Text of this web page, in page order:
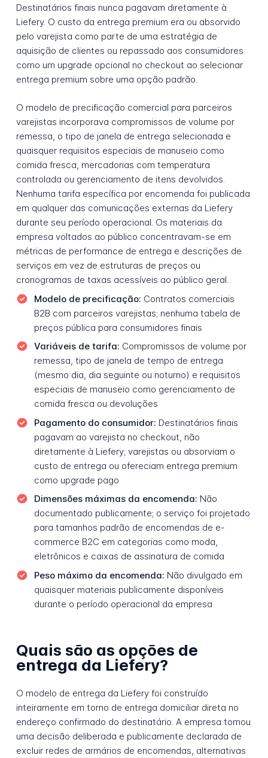
Destinatários finais nunca pagavam diretamente à
Liefery. O custo da entrega premium era ou absorvido
pelo varejista como parte de uma estratégia de
aquisição de clientes ou repassado aos consumidores
como um upgrade opcional no checkout ao selecionar
entrega premium sobre uma opção padrão.
O modelo de precificação comercial para parceiros
varejistas incorporava compromissos de volume por
remessa, o tipo de janela de entrega selecionada e
quaisquer requisitos especiais de manuseio como
comida fresca, mercadorias com temperatura
controlada ou gerenciamento de itens devolvidos.
Nenhuma tarifa específica por encomenda foi publicada
em qualquer das comunicações externas da Liefery
durante seu período operacional. Os materiais da
empresa voltados ao público concentravam-se em
métricas de performance de entrega e descrições de
serviços em vez de estruturas de preços ou
cronogramas de taxas acessíveis ao público geral.
Modelo de precificação: Contratos comerciais
B2B com parceiros varejistas; nenhuma tabela de
preços pública para consumidores finais
Variáveis de tarifa: Compromissos de volume por
remessa, tipo de janela de tempo de entrega
(mesmo dia, dia seguinte ou noturno) e requisitos
especiais de manuseio como gerenciamento de
comida fresca ou devoluções
Pagamento do consumidor: Destinatários finais
pagavam ao varejista no checkout, não
diretamente à Liefery; varejistas ou absorviam o
custo de entrega ou ofereciam entrega premium
como upgrade pago
Dimensões máximas da encomenda: Não
documentado publicamente; o serviço foi projetado
para tamanhos padrão de encomendas de e-
commerce B2C em categorias como moda,
eletrônicos e caixas de assinatura de comida
Peso máximo da encomenda: Não divulgado em
quaisquer materiais publicamente disponíveis
durante o período operacional da empresa
Quais são as opções de
entrega da Liefery?
O modelo de entrega da Liefery foi construído
inteiramente em torno de entrega domiciliar direta no
endereço confirmado do destinatário. A empresa tomou
uma decisão deliberada e publicamente declarada de
excluir redes de armários de encomendas, alternativas